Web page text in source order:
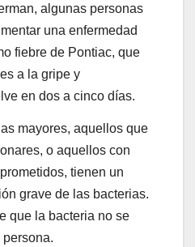
algunas personas
una enfermedad
fiebre de Pontiac, que
a la gripe y
en dos a cinco días.
mayores, aquellos que
o aquellos con
tienen un
grave de las bacterias.
que la bacteria no se